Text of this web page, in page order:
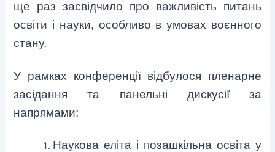
ще раз засвідчило про важливість питань
освіти і науки, особливо в умовах воєнного
стану.
У рамках конференції відбулося пленарне
засідання та панельні дискусії за
напрямами:
Наукова еліта і позашкільна освіта у